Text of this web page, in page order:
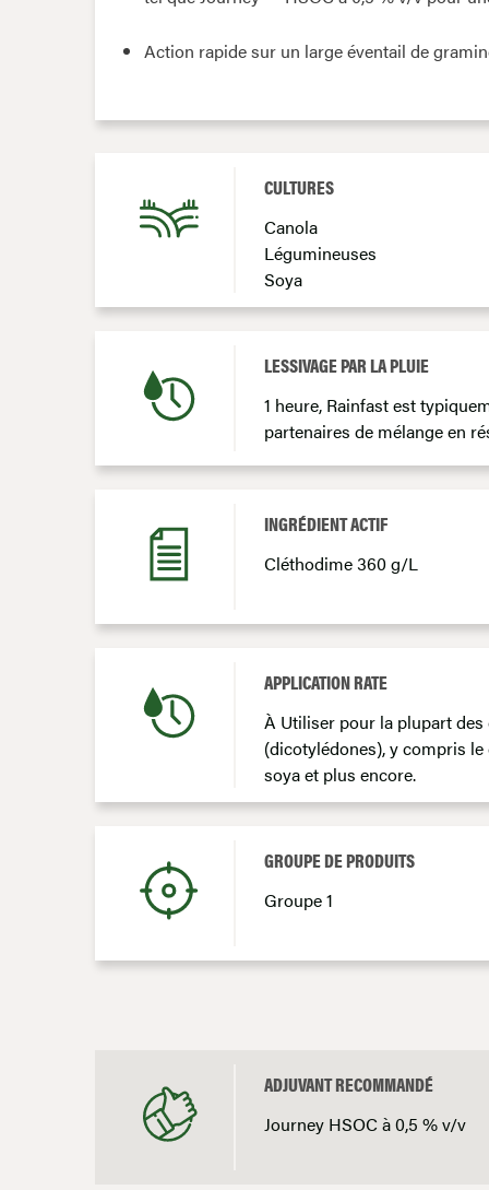
Action rapide sur un large éventail de
CULTURES
Canola
Légumineuses
Soya
LESSIVAGE PAR LA PLUIE
1 heure, Rainfast est
partenaires de mélange en
INGRÉDIENT ACTIF
Cléthodime 360 g/L
APPLICATION RATE
À Utiliser pour la plupart
(dicotylédones), y compris
soya et plus encore.
GROUPE DE PRODUITS
Groupe 1
ADJUVANT RECOMMANDÉ
Journey HSOC à 0,5 % v/v